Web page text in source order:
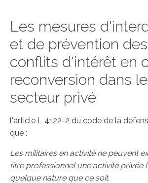
Les mesures
et de prévention des
conflits d'intérêt en
reconversion dans le
secteur privé
l'article L 4122-2 du code de la
que :
Les militaires en activité ne peuvent
titre professionnel une activité privée
quelque nature que ce soit.